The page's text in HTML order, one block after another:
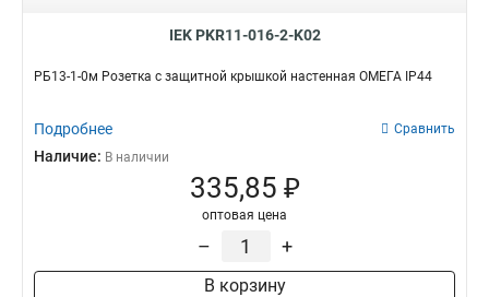
IEK PKR11-016-2-K02
РБ13-1-0м Розетка с защитной крышкой настенная ОМЕГА IP44
Подробнее Сравнить
Наличие: В наличии
335,85 ₽
оптовая цена
– +
В корзину